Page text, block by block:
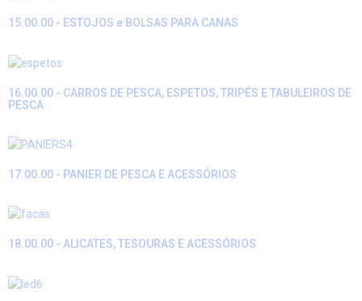
15.00.00 - ESTOJOS e BOLSAS PARA CANAS
16.00.00 - CARROS DE PESCA, ESPETOS, TRIPÉS E TABULEIROS DE
PESCA
17.00.00 - PANIER DE PESCA E ACESSÓRIOS
18.00.00 - ALICATES, TESOURAS E ACESSÓRIOS